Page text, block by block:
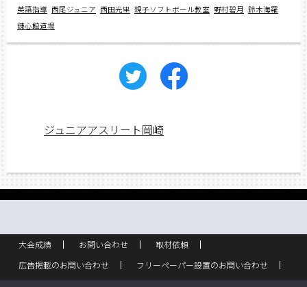
英語指導 西尾ジュニア 西田光里 親子ソフトボール教室 野村碧月 鈴木海羅
錬心館道場
ジュニアアスリート岡崎
大会成績 お問い合わせ
取材依頼
広告掲載のお問い合わせ
フリーペーパー設置のお問い合わせ